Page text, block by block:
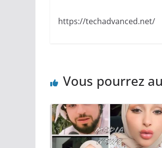
https://techadvanced.net/
Vous pourrez